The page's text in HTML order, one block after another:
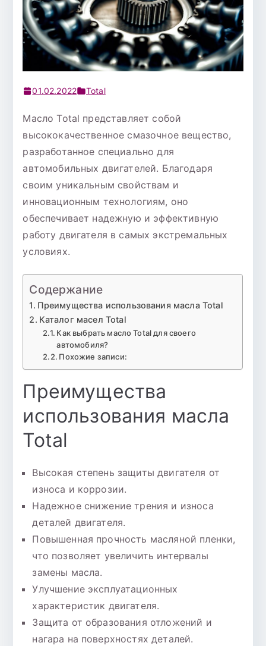
01.02.2022 Total
Масло Total представляет собой
высококачественное смазочное вещество,
разработанное специально для
автомобильных двигателей. Благодаря
своим уникальным свойствам и
инновационным технологиям, оно
обеспечивает надежную и эффективную
работу двигателя в самых экстремальных
условиях.
Содержание
Преимущества использования масла Total
Каталог масел Total
Как выбрать масло Total для своего
автомобиля?
Похожие записи:
Преимущества
использования масла
Total
Высокая степень защиты двигателя от
износа и коррозии.
Надежное снижение трения и износа
деталей двигателя.
Повышенная прочность масляной пленки,
что позволяет увеличить интервалы
замены масла.
Улучшение эксплуатационных
характеристик двигателя.
Защита от образования отложений и
нагара на поверхностях деталей.